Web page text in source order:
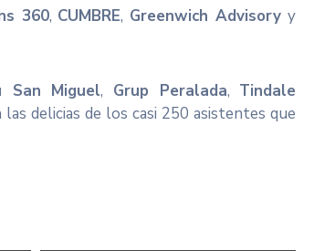
360, CUMBRE, Greenwich Advisoryy
San Miguel, Grup Peralada, Tindale
las delicias de los casi 250 asistentes que